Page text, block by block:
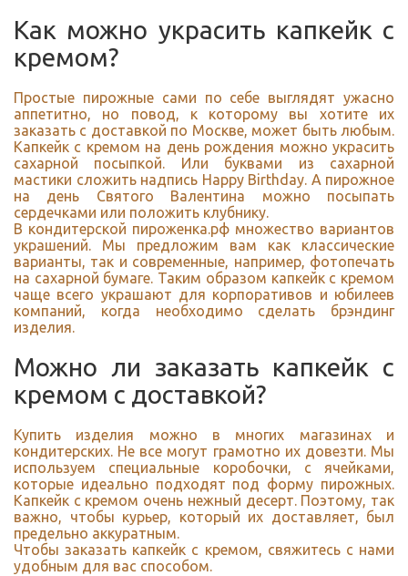
Как можно украсить капкейк с
кремом?
Простые пирожные сами по себе выглядят ужасно
аппетитно, но повод, к которому вы хотите их
заказать с доставкой по Москве, может быть любым.
Капкейк с кремом на день рождения можно украсить
сахарной посыпкой. Или буквами из сахарной
мастики сложить надпись Happy Birthday. А пирожное
на день Святого Валентина можно посыпать
сердечками или положить клубнику.
В кондитерской пироженка.рф множество вариантов
украшений. Мы предложим вам как классические
варианты, так и современные, например, фотопечать
на сахарной бумаге. Таким образом капкейк с кремом
чаще всего украшают для корпоративов и юбилеев
компаний, когда необходимо сделать брэндинг
изделия.
Можно ли заказать капкейк с
кремом с доставкой?
Купить изделия можно в многих магазинах и
кондитерских. Не все могут грамотно их довезти. Мы
используем специальные коробочки, с ячейками,
которые идеально подходят под форму пирожных.
Капкейк с кремом очень нежный десерт. Поэтому, так
важно, чтобы курьер, который их доставляет, был
предельно аккуратным.
Чтобы заказать капкейк с кремом, свяжитесь с нами
удобным для вас способом.